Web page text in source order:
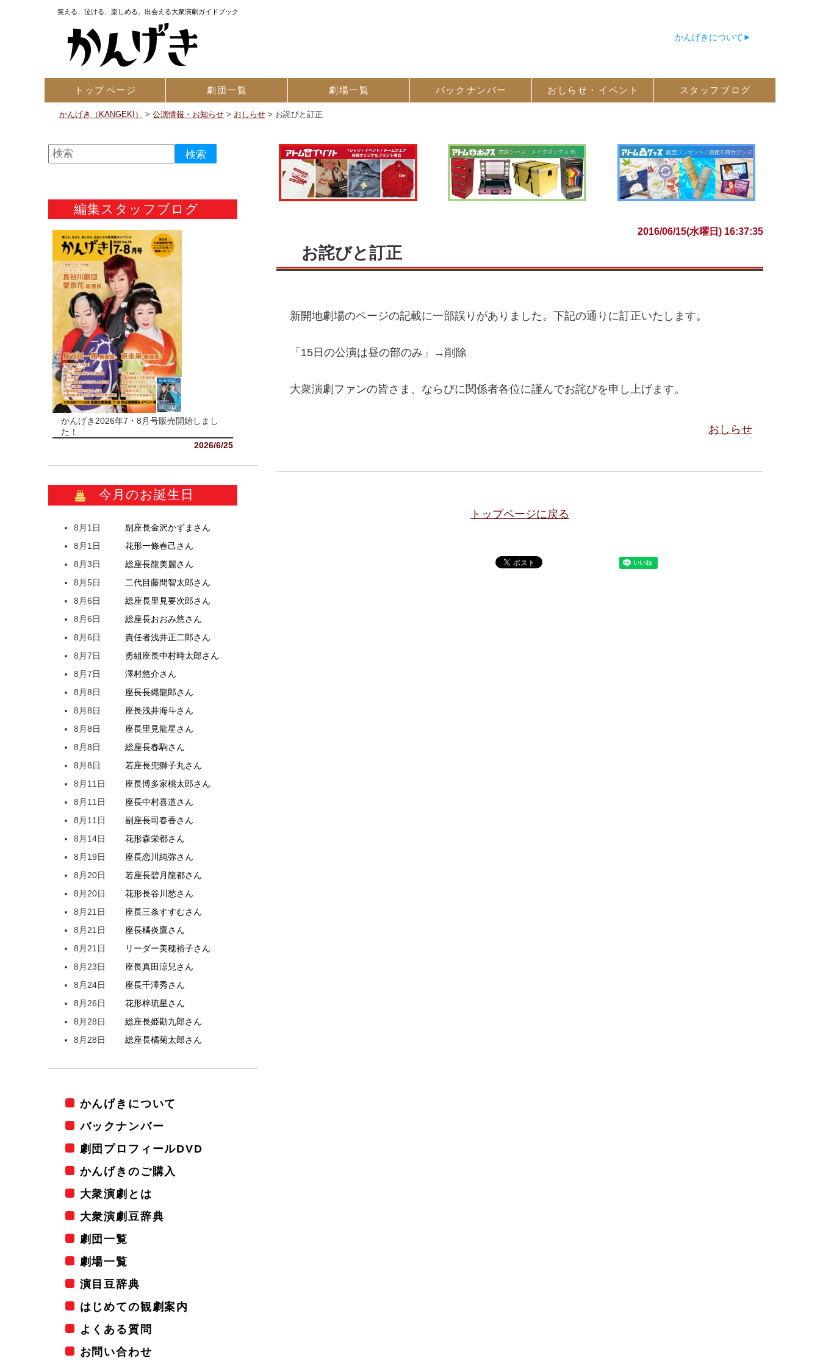
笑える、泣ける、楽しめる。出会える大衆演劇ガイドブック
かんげきについて
トップページ 劇団一覧 劇場一覧 バック ナンバー おしらせ・ イベント スタッフ ブログ
かんげき（KANGEKI） >公演情報・お知らせ > おしらせ > お詫びと訂正
2016/06/15(水曜日) 16:37:35
お詫びと訂正
新開地劇場のページの記載に一部誤りがありました。下記の通りに訂正いたします。
「15日の公演は昼の部のみ」→削除
大衆演劇ファンの皆さま、ならびに関係者各位に謹んでお詫びを申し上げます。
おしらせ
トップページに戻る
編集スタッフブログ
かんげき2026年7・8月号販売開始しまし
た！
2026/6/25
今月のお誕生日
8月1日 副座長金沢かずま さん
8月1日
花形一條春己さん
8月3日
総座長龍美麗さん
8月5日
二代目藤間智太郎さん
8月6日
総座長里見要次郎さん
8月6日
総座長おおみ悠さん
8月6日
責任者浅井正二郎さん
8月7日
勇組座長中村時太郎さん
8月7日
澤村悠介さん
8月8日
座長長縄龍郎さん
8月8日
座長浅井海斗さん
8月8日
座長里見龍星さん
8月8日
総座長春駒さん
8月8日
若座長兜獅子丸さん
8月11日
座長博多家桃太郎さん
8月11日
座長中村喜道さん
8月11日
副座長司春香さん
8月14日
花形森栄都さん
8月19日
座長恋川 純弥さん
8月20日
若座長碧月龍都さん
8月20日
花形長谷川 愁さん
8月21日
座長三条すすむさん
8月21日
座長橘炎鷹さん
8月21日
リーダー美穂裕子さん
8月23日
座長真田涼兒さん
8月24日
座長千澤秀さん
8月26日
花形梓琉星さん
8月28日
総座長姫勘九郎さん
8月28日
総座長橘菊太郎さん
かんげきについて
バックナンバー
劇団プロフィールDVD
かんげきのご購入
大衆演劇とは
大衆演劇豆辞典
劇団一覧
劇場一覧
演目豆辞典
はじめての観劇案内
よくある質問
お問い合わせ